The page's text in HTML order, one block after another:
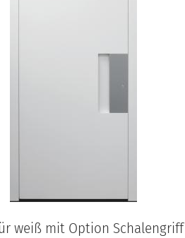
weiß mit Option Schalengriff